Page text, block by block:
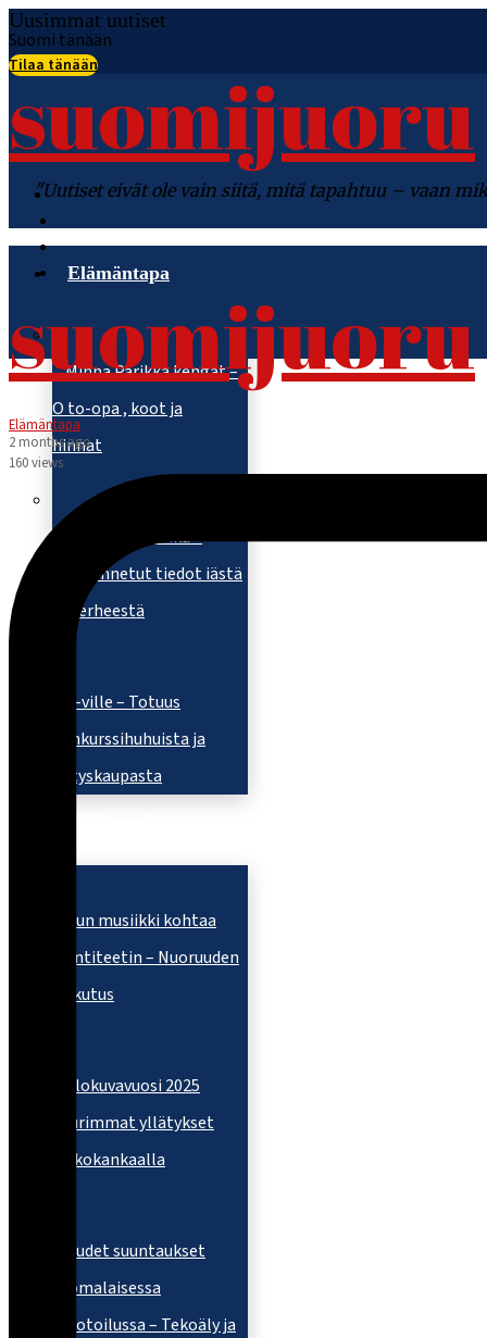
Uusimmat uutiset
Suomi tänään
Tilaa tänään
suomijuoru
"Uutiset eivät ole vain siitä, mitä tapahtuu – vaan
Elämäntapa
Minna Parikka kengät –
O to-opa , koot ja
hinnat
Riikka Purran ikä –
Varmennetut tiedot iästä
ja perheestä
E-ville – Totuus
konkurssihuhuista ja
yrityskaupasta
Kun musiikki kohtaa
identiteetin – Nuoruuden
vaikutus
Elokuvavuosi 2025
Suurimmat yllätykset
valkokankaalla
Uudet suuntaukset
suomalaisessa
muotoilussa – Tekoäly ja
suomijuoru
Elämäntapa
2 months ago
160 views